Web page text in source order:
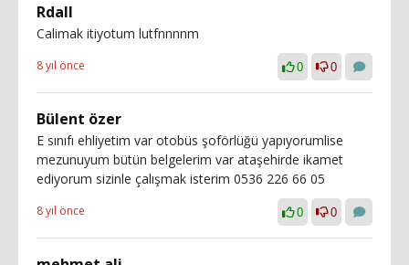
Rdall
Calimak itiyotum lutfnnnnm
8 yıl önce 0 0
Bülent özer
E sınıfı ehliyetim var otobüs şoförlüğü yapıyorumlise
mezunuyum bütün belgelerim var ataşehirde ikamet
ediyorum sizinle çalışmak isterim 0536 226 66 05
8 yıl önce 0 0